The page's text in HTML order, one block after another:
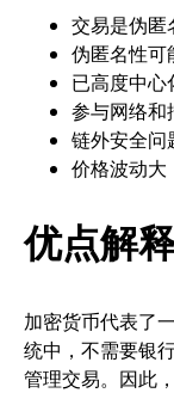
交易是伪匿
伪匿名性可
已高度中心
参与网络和
链外安全问
价格波动大
优点解
加密货币代表了
统中，不需要银
管理交易。因此